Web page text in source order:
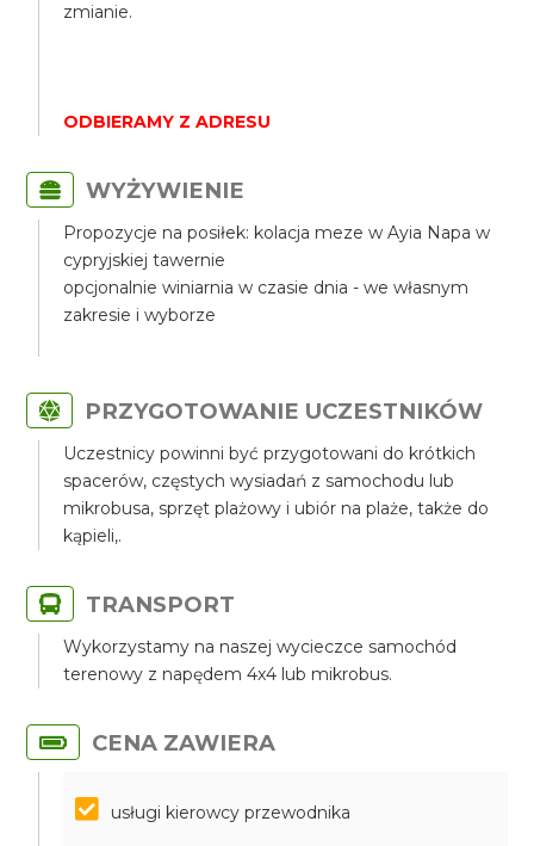
zmianie.
ODBIERAMY Z ADRESU
WYŻYWIENIE
Propozycje na posiłek: kolacja meze w Ayia Napa w
cypryjskiej tawernie
opcjonalnie winiarnia w czasie dnia - we własnym
zakresie i wyborze
PRZYGOTOWANIE UCZESTNIKÓW
Uczestnicy powinni być przygotowani do krótkich
spacerów, częstych wysiadań z samochodu lub
mikrobusa, sprzęt plażowy i ubiór na plaże, także do
kąpieli,.
TRANSPORT
Wykorzystamy na naszej wycieczce samochód
terenowy z napędem 4x4 lub mikrobus.
CENA ZAWIERA
usługi kierowcy przewodnika